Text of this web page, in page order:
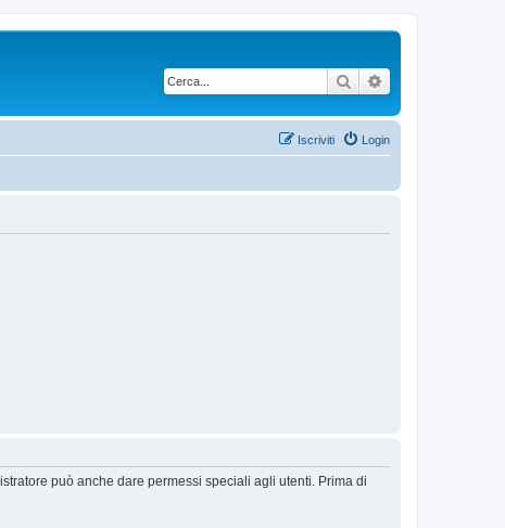
Cerca
Login
Iscriviti
può anche dare permessi speciali agli utenti. Prima di